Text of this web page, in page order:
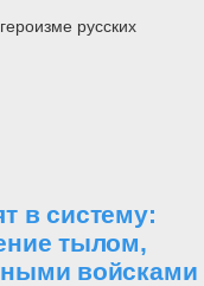
русских
в систему:
тылом,
войсками